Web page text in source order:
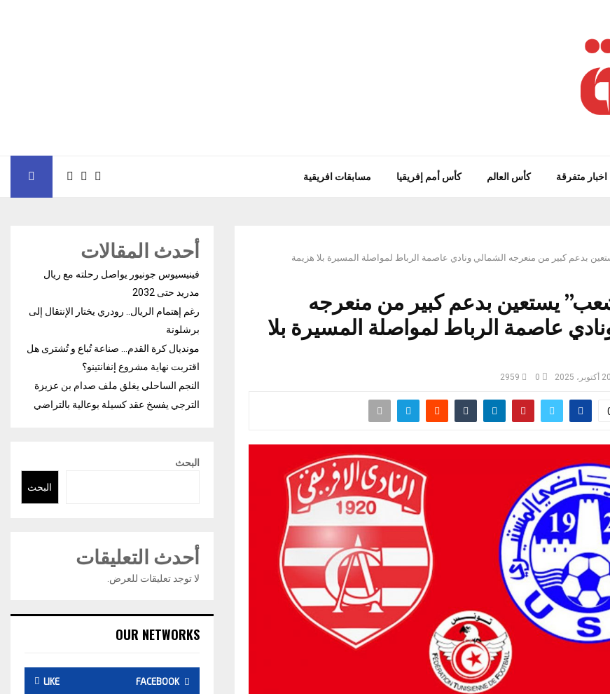
اخبار متفرقة كأس العالم كأس أمم إفريقيا مسابقات افريقية
بدعم كبير من منعرجه الشمالي ونادي عاصمة الرباط لمواصلة المسيرة بلا هزيمة
يستعين بدعم كبير من منعرجه
عاصمة الرباط لمواصلة المسيرة بلا
20 أكتوبر، 2025 0
2959
أحدث المقالات
فينيسيوس جونيور يواصل رحلته مع ريال
مدريد حتى 2032
رغم إهتمام الريال.. رودري يختار الإنتقال إلى
برشلونة
مونديال كرة القدم… صناعة تُباع و تُشترى هل
اقتربت نهاية مشروع إنفانتينو؟
النجم الساحلي يغلق ملف صدام بن عزيزة
الترجي يفسخ عقد كسيلة بوعالية بالتراضي
البحث
البحث
أحدث التعليقات
لا توجد تعليقات للعرض.
OUR NETWORKS
FACEBOOK
LIKE